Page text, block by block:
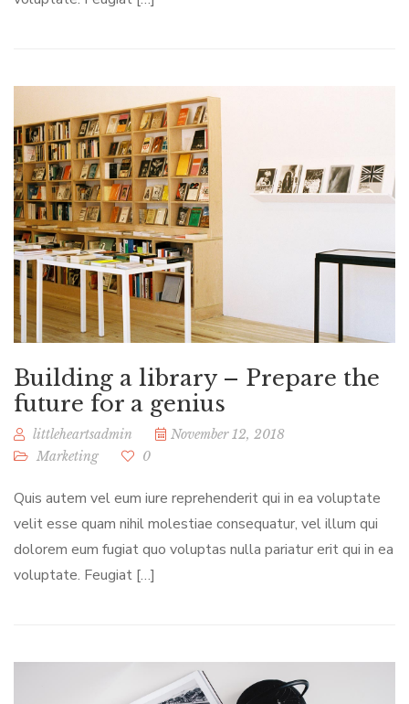
Building a library – Prepare the
future for a genius
littleheartsadmin
November 12, 2018
Marketing
0
Quis autem vel eum iure reprehenderit qui in ea voluptate
velit esse quam nihil molestiae consequatur, vel illum qui
dolorem eum fugiat quo voluptas nulla pariatur erit qui in ea
voluptate. Feugiat […]